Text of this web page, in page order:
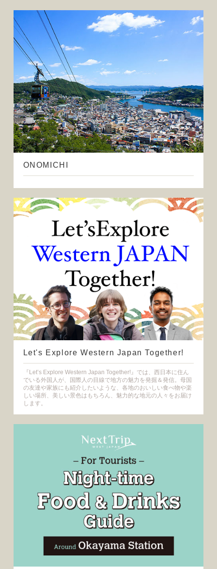
ONOMICHI
Let's Explore Western Japan Together!
『Let’s Explore Western Japan Together!』では、西日本に住ん
でいる外国人が、国際人の目線で地方の魅力を発掘＆発信。母国
の友達や家族にも紹介したいような、各地のおいしい食べ物や楽
しい場所、美しい景色はもちろん、魅力的な地元の人々をお届け
します。